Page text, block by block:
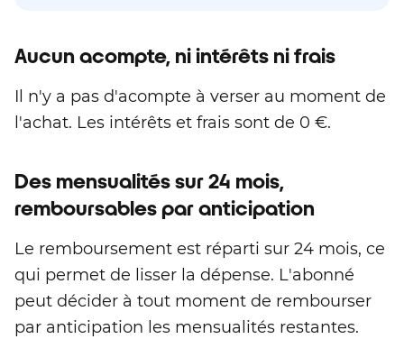
Aucun acompte, ni intérêts ni frais
Il n'y a pas d'acompte à verser au moment de
l'achat. Les intérêts et frais sont de 0 €.
Des mensualités sur 24 mois,
remboursables par anticipation
Le remboursement est réparti sur 24 mois, ce
qui permet de lisser la dépense. L'abonné
peut décider à tout moment de rembourser
par anticipation les mensualités restantes.